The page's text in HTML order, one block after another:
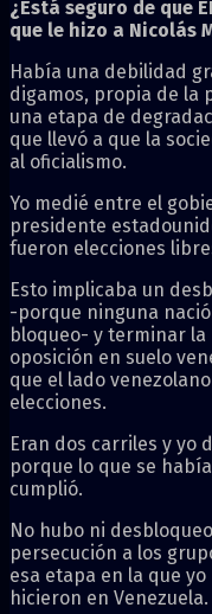
¿Está seguro de que
que le hizo a Nicolás
Había una debilidad
digamos, propia de la
una etapa de
que llevó a que la
al oficialismo.
Yo medié entre el
presidente
fueron elecciones
Esto implicaba un
-porque ninguna
bloqueo- y terminar
oposición en suelo
que el lado
elecciones.
Eran dos carriles y yo
porque lo que se
cumplió.
No hubo ni
persecución a los
esa etapa en la que
hicieron en Venezuela.